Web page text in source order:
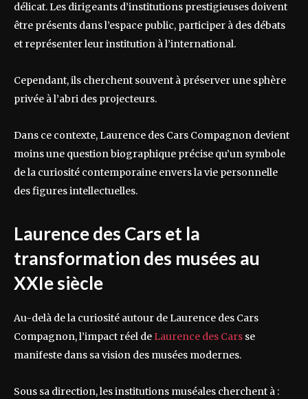
délicat. Les dirigeants d’institutions prestigieuses doivent
être présents dans l’espace public, participer à des débats
et représenter leur institution à l’international.
Cependant, ils cherchent souvent à préserver une sphère
privée à l’abri des projecteurs.
Dans ce contexte, Laurence des Cars Compagnon devient
moins une question biographique précise qu’un symbole
de la curiosité contemporaine envers la vie personnelle
des figures intellectuelles.
Laurence des Cars et la
transformation des musées au
XXIe siècle
Au-delà de la curiosité autour de Laurence des Cars
Compagnon, l’impact réel de Laurence des Cars se
manifeste dans sa vision des musées modernes.
Sous sa direction, les institutions muséales cherchent à :